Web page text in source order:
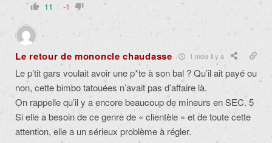
11 -1
Le retour de mononcle chaudasse 1 mois il y a
Le p’tit gars voulait avoir une p*te à son bal ? Qu’il ait payé ou
non, cette bimbo tatouées n’avait pas d’affaire là.
On rappelle qu’il y a encore beaucoup de mineurs en SEC. 5
Si elle a besoin de ce genre de « clientèle » et de toute cette
attention, elle a un sérieux problème à régler.